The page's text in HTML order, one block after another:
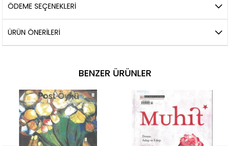
ÖDEME SEÇENEKLERI
ÜRÜN ÖNERILERI
BENZER ÜRÜNLER